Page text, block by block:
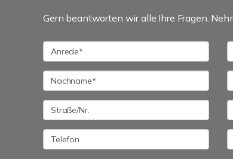
Gern beantworten wir alle Ihre Fragen.